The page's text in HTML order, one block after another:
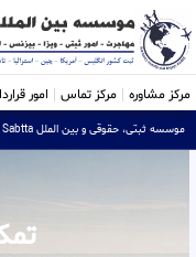
مرکز مشاوره مرکز تماس امور
موسسه ثبتی، حقوقی و بین الملل Sabtta